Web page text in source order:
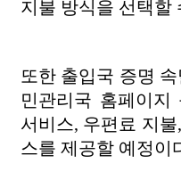
지불 방식을 선택할
또한 출입국 증명
민관리국 홈페이
서비스, 우편료 지
스를 제공할 예정이